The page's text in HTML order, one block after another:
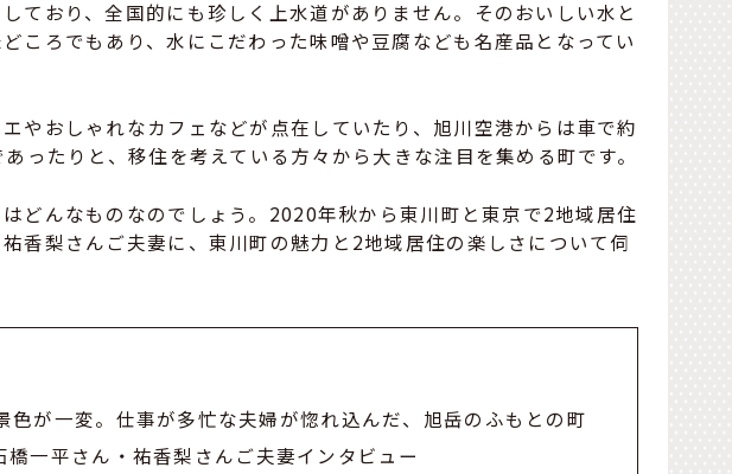
ており、全国的にも珍しく上水道がありません。そのおいしい水と
ころでもあり、水にこだわった味噌や豆腐なども名産品となってい
やおしゃれなカフェなどが点在していたり、旭川空港からは車で約
ったりと、移住を考えている方々から大きな注目を集める町です。
どんなものなのでしょう。2020年秋から東川町と東京で2地域居住
香梨さんご夫妻に、東川町の魅力と2地域居住の楽しさについて伺
色が一変。仕事が多忙な夫婦が惚れ込んだ、旭岳のふもとの町
橋一平さん・祐香梨さんご夫妻インタビュー